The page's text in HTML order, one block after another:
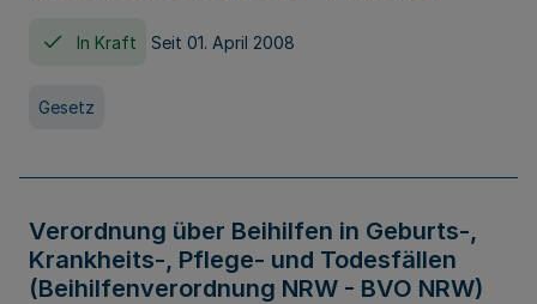
In Kraft Seit 01. April 2008
Gesetz
Verordnung über Beihilfen in Geburts-,
Krankheits-, Pflege- und Todesfällen
(Beihilfenverordnung NRW - BVO NRW)